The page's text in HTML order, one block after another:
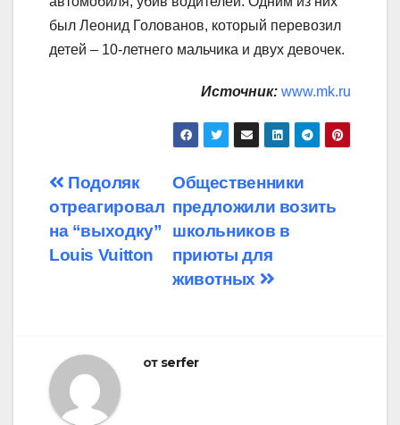
был Леонид Голованов, который перевозил
детей – 10-летнего мальчика и двух девочек.
Источник: www.mk.ru
Навигация
по
записям
Общественники
предложили возить
школьников в
приюты для
животных
Подоляк
отреагировал
на “выходку”
Louis Vuitton
от serfer